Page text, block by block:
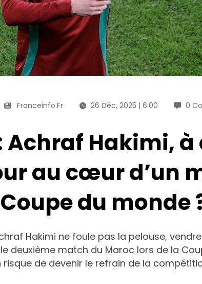
Franceinfo.fr 26 Déc, 2025 | 6:00 0
Achraf Hakimi,
au cœur d’un
du monde
Hakimi ne foule pas la pelouse,
deuxième match du Maroc lors de la
de devenir le refrain de la